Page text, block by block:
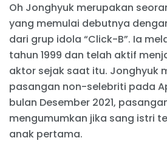
Oh Jonghyuk merupakan
yang memulai debutnya
dari grup idola “Click-B”. Ia
tahun 1999 dan telah aktif
aktor sejak saat itu. Jonghyuk
pasangan non-selebriti pada
bulan Desember 2021,
mengumumkan jika sang istri
anak pertama.